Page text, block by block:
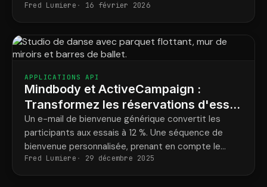
aux deux parties.
Fred Lumiere 16 février 2026
APPLICATIONS API
Mindbody et ActiveCampaign :
Transformez les réservations d'essai
en abonnements à long terme
Un e-mail de bienvenue générique convertit les
participants aux essais à 12 %. Une séquence de
bienvenue personnalisée, prenant en compte le
cours, le formateur et l'horaire, atteint 40 %. Voici
comment envoyer ce second type d'e-mail.
Fred Lumiere 29 décembre 2025